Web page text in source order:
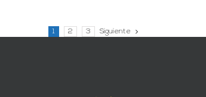
1 2 3 Siguiente